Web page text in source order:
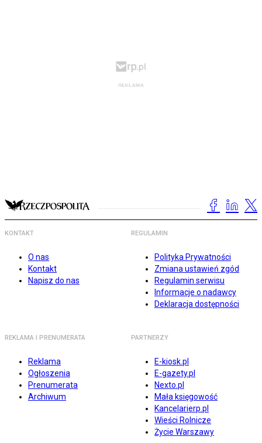
KONTAKT
O nas
Kontakt
Napisz do nas
REGULAMIN
Polityka Prywatności
Zmiana ustawień zgód
Regulamin serwisu
Informacje o nadawcy
Deklaracja dostępności
REKLAMA I PRENUMERATA
Reklama
Ogłoszenia
Prenumerata
Archiwum
PARTNERZY
E-kiosk.pl
E-gazety.pl
Nexto.pl
Mała księgowość
Kancelarierp.pl
Wieści Rolnicze
Życie Warszawy